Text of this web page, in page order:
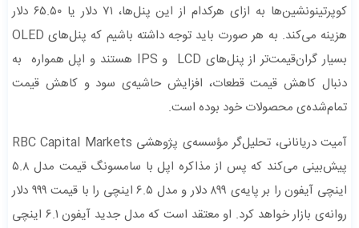
کوپرتینونشین‌ها به ازای هرکدام از این پنل‌ها، ۷۱ دلار یا ۶۵.۵۰ دلار
هزینه می‌کند. به هر صورت باید توجه داشته باشیم که پنل‌های OLED
بسیار گران‌قیمت‌تر از پنل‌های LCD و IPS هستند و اپل همواره به‌
دنبال کاهش قیمت قطعات، افزایش حاشیه‌ی سود و کاهش قیمت
تمام‌شده‌ی محصولات خود بوده است.
آمیت دریانانی، تحلیل‌گر مؤسسه‌ی پژوهشی RBC Capital Markets
پیش‌بینی می‌کند که پس از مذاکره اپل با سامسونگ قیمت مدل ۵.۸
اینچی آیفون را بر پایه‌ی ۸۹۹ دلار و مدل ۶.۵ اینچی را با قیمت ۹۹۹ دلار
روانه‌ی بازار خواهد کرد. او معتقد است که مدل جدید آیفون ۶.۱ اینچی